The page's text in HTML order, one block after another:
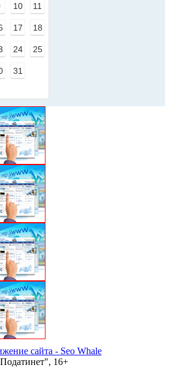
10 11
17 18
24 25
31
сайта - Seo Whale
16+